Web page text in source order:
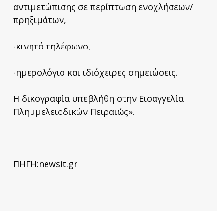
αντιμετώπισης σε περίπτωση ενοχλήσεων/
πρηξιμάτων,
-κινητό τηλέφωνο,
-ημερολόγιο και ιδιόχειρες σημειώσεις.
Η δικογραφία υπεβλήθη στην Εισαγγελία
Πλημμελειοδικών Πειραιώς».
ΠΗΓΗ:newsit.gr